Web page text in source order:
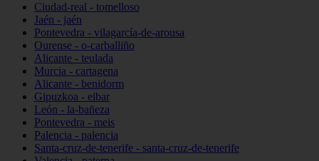
Ciudad-real - tomelloso
Jaén - jaén
Pontevedra - vilagarcía-de-arousa
Ourense - o-carballiño
Alicante - teulada
Murcia - cartagena
Alicante - benidorm
Gipuzkoa - eibar
León - la-bañeza
Pontevedra - meis
Palencia - palencia
Santa-cruz-de-tenerife - santa-cruz-de-tenerife